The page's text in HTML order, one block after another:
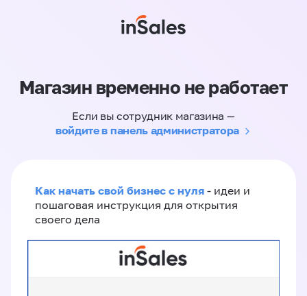
Магазин временно не работает
Если вы сотрудник магазина —
войдите в панель администратора
Как начать свой бизнес с нуля - идеи и
пошаговая инструкция для открытия
своего дела